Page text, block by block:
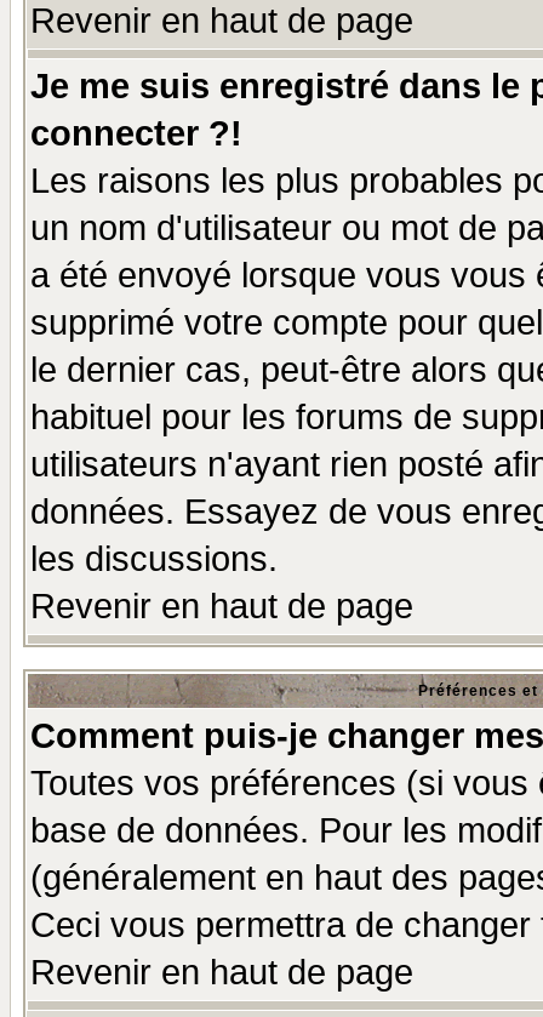
Revenir en haut de page
Je me suis enregistré dans le
connecter ?!
Les raisons les plus probables
un nom d'utilisateur ou mot de
a été envoyé lorsque vous
supprimé votre compte pour
le dernier cas, peut-être alors
habituel pour les forums de
utilisateurs n'ayant rien posté
données. Essayez de vous
les discussions.
Revenir en haut de page
Préférences
Comment puis-je changer
Toutes vos préférences (si
base de données. Pour les
(généralement en haut des
Ceci vous permettra de
Revenir en haut de page